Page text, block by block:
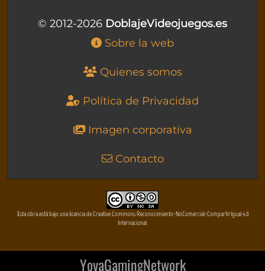
© 2012-2026 DoblajeVideojuegos.es
Sobre la web
Quienes somos
Política de Privacidad
Imagen corporativa
Contacto
Esta obra está bajo una licencia de Creative Commons Reconocimiento-NoComercial-CompartirIgual 4.0
Internacional
YovaGamingNetwork